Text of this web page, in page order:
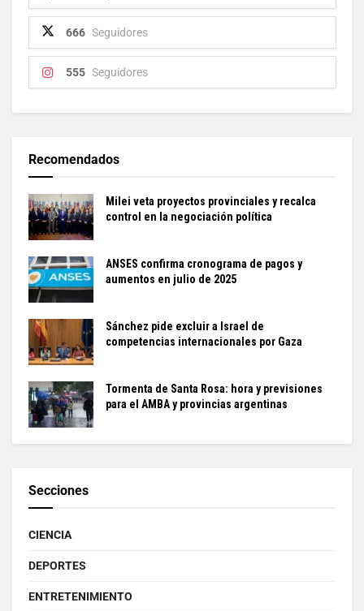
666 Seguidores
555 Seguidores
Recomendados
Milei veta proyectos provinciales y recalca
control en la negociación política
ANSES confirma cronograma de pagos y
aumentos en julio de 2025
Sánchez pide excluir a Israel de
competencias internacionales por Gaza
Tormenta de Santa Rosa: hora y previsiones
para el AMBA y provincias argentinas
Secciones
CIENCIA
DEPORTES
ENTRETENIMIENTO